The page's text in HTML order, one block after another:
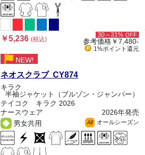
￥5,236(税込)
30～31% OFF
参考価格￥7,480-
1%ポイント 還元
NEW!
ネオスクラブ CY874
キラク
半袖ジャケット（ブルゾン・ジャンパー）
テイコク キラク 2026
ナースウェア
2026年発売
男女共用
All オールシーズン